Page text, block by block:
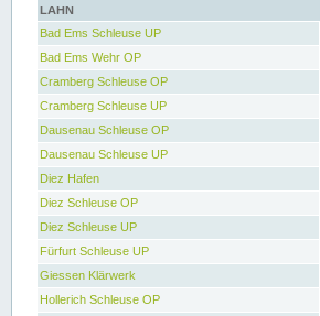
LAHN
Bad Ems Schleuse UP
Bad Ems Wehr OP
Cramberg Schleuse OP
Cramberg Schleuse UP
Dausenau Schleuse OP
Dausenau Schleuse UP
Diez Hafen
Diez Schleuse OP
Diez Schleuse UP
Fürfurt Schleuse UP
Giessen Klärwerk
Hollerich Schleuse OP